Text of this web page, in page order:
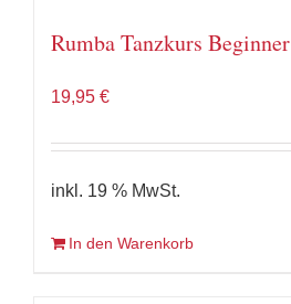
Rumba Tanzkurs Beginner
19,95 €
inkl. 19 % MwSt.
In den Warenkorb